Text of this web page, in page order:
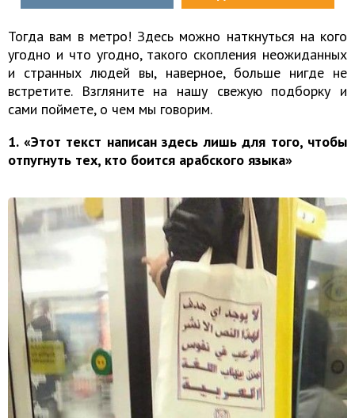
Тогда вам в метро! Здесь можно наткнуться на кого
угодно и что угодно, такого скопления неожиданных
и странных людей вы, наверное, больше нигде не
встретите. Взгляните на нашу свежую подборку и
сами поймете, о чем мы говорим.
1. «Этот текст написан здесь лишь для того, чтобы
отпугнуть тех, кто боится арабского языка»